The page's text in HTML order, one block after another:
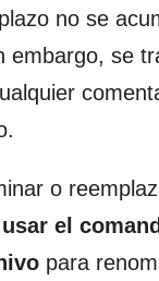
no se
embargo, se
o
usar el
para